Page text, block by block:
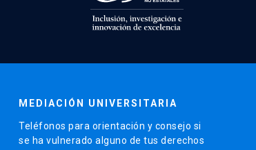
MEDIACIÓN UNIVERSITARIA
Teléfonos para orientación y consejo si
se ha vulnerado alguno de tus derechos